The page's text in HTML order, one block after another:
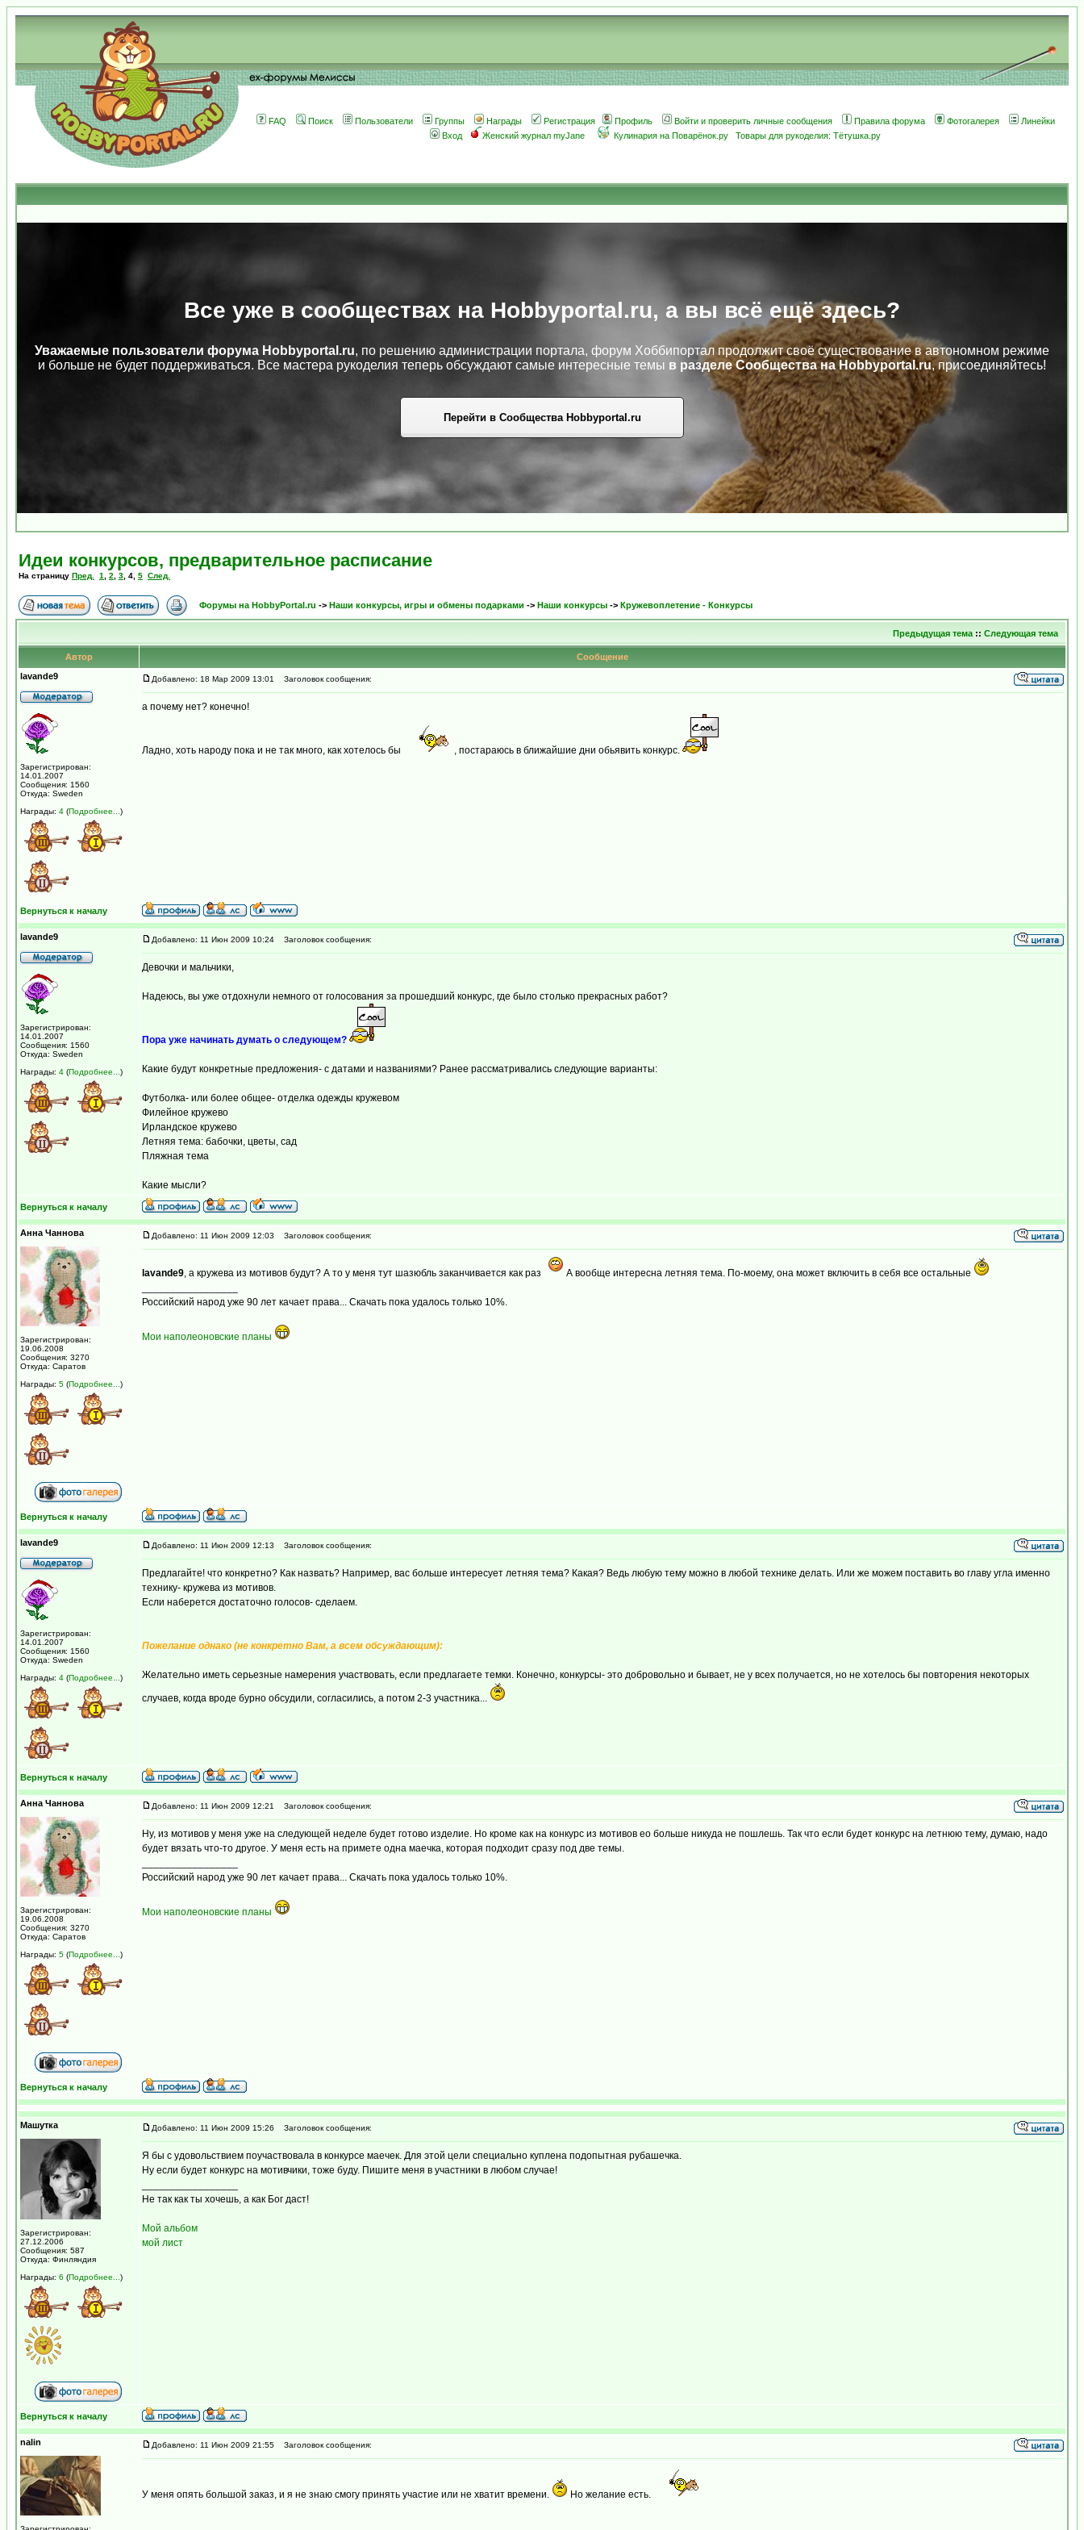
FAQ Поиск Пользователи Группы Награды Регистрация Профиль Войти и проверить личные сообщения Правила форума Фотогалерея
Линейки
Вход
Женский журнал myJane Кулинария на Поварёнок.ру Товары для рукоделия: Тётушка.ру
Все уже в сообществах на Hobbyportal.ru, а вы всё ещё здесь?
Уважаемые пользователи форума Hobbyportal.ru, по решению администрации портала, форум Хоббипортал продолжит своё существование в автономном режиме
и больше не будет поддерживаться. Все мастера рукоделия теперь обсуждают самые интересные темы в разделе Сообщества на Hobbyportal.ru, присоединяйтесь!
Перейти в Сообщества Hobbyportal.ru
Идеи конкурсов, предварительное расписание
На страницу Пред. 1 2 3 4 5 След.
Форумы на HobbyPortal.ru -> Наши конкурсы, игры и обмены подарками -> Наши конкурсы -> Кружевоплетение - Конкурсы
Предыдущая тема :: Следующая тема
Автор
Сообщение
lavande9
Зарегистрирован:
14.01.2007
Сообщения: 1560
Откуда: Sweden
Награды: 4 (Подробнее... )
Добавлено: 18 Мар 2009 13:01 Заголовок сообщения:
а почему нет? конечно!
Ладно, хоть народу пока и не так много, как хотелось бы , постараюсь в ближайшие дни обьявить конкурс.
Вернуться к началу
lavande9
Зарегистрирован:
14.01.2007
Сообщения: 1560
Откуда: Sweden
Награды: 4 (Подробнее... )
Добавлено: 11 Июн 2009 10:24 Заголовок сообщения:
Девочки и мальчики,
Надеюсь, вы уже отдохнули немного от голосования за прошедший конкурс, где было столько прекрасных работ?
Пора уже начинать думать о следующем?
Какие будут конкретные предложения- с датами и названиями? Ранее рассматривались следующие варианты:
Футболка- или более общее- отделка одежды кружевом
Филейное кружево
Ирландское кружево
Летняя тема: бабочки, цветы, сад
Пляжная тема
Какие мысли?
Вернуться к началу
Анна Чаннова
Зарегистрирован:
19.06.2008
Сообщения: 3270
Откуда: Саратов
Награды: 5 (Подробнее... )
Добавлено: 11 Июн 2009 12:03 Заголовок сообщения:
lavande9, а кружева из мотивов будут? А то у меня тут шазюбль заканчивается как раз
А вообще интересна летняя тема. По-моему, она может включить в себя все остальные
Российский народ уже 90 лет качает права... Скачать пока удалось только 10%.
Мои наполеоновские планы
Вернуться к началу
lavande9
Зарегистрирован:
14.01.2007
Сообщения: 1560
Откуда: Sweden
Награды: 4 (Подробнее... )
Добавлено: 11 Июн 2009 12:13 Заголовок сообщения:
Предлагайте! что конкретно? Как назвать? Например, вас больше интересует летняя тема? Какая? Ведь любую тему можно в любой технике делать. Или же можем поставить во главу угла именно
технику- кружева из мотивов.
Если наберется достаточно голосов- сделаем.
Пожелание однако (не конкретно Вам, а всем обсуждающим):
Желательно иметь серьезные намерения участвовать, если предлагаете темки. Конечно, конкурсы- это добровольно и бывает, не у всех получается, но не хотелось бы повторения некоторых
случаев, когда вроде бурно обсудили, согласились, а потом 2-3 участника...
Вернуться к началу
Анна Чаннова
Зарегистрирован:
19.06.2008
Сообщения: 3270
Откуда: Саратов
Награды: 5 (Подробнее... )
Добавлено: 11 Июн 2009 12:21 Заголовок сообщения:
Ну, из мотивов у меня уже на следующей неделе будет готово изделие. Но кроме как на конкурс из мотивов ео больше никуда не пошлешь. Так что если будет конкурс на летнюю тему, думаю, надо
будет вязать что-то другое. У меня есть на примете одна маечка, которая подходит сразу под две темы.
Российский народ уже 90 лет качает права... Скачать пока удалось только 10%.
Мои наполеоновские планы
Вернуться к началу
Машутка
Зарегистрирован:
27.12.2006
Сообщения: 587
Откуда: Финляндия
Награды: 6 (Подробнее... )
Добавлено: 11 Июн 2009 15:26 Заголовок сообщения:
Я бы с удовольствием поучаствовала в конкурсе маечек. Для этой цели специально куплена подопытная рубашечка.
Ну если будет конкурс на мотивчики, тоже буду. Пишите меня в участники в любом случае!
Не так как ты хочешь, а как Бог даст!
Мой альбом
мой лист
Вернуться к началу
nalin Добавлено: 11 Июн 2009 21:55 Заголовок сообщения:
У меня опять большой заказ, и я не знаю смогу принять участие или не хватит времени. Но желание есть.